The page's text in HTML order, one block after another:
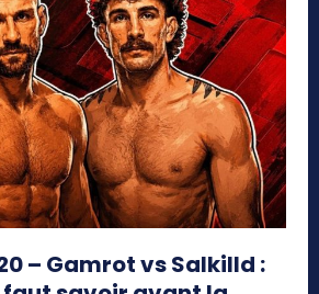
– Gamrot vs Salkilld :